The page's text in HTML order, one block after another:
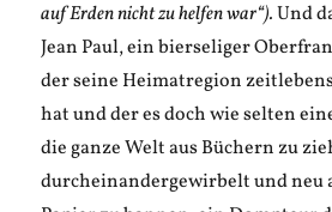
auf Erden nicht zu helfen war“).Und
Jean Paul, ein bierseliger
der seine Heimatregion
hat und der es doch wie selten
die ganze Welt aus Büchern zu
durcheinandergewirbelt und neu